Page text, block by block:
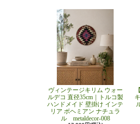
ヴィンテージキリム ウォー
ルデコ 直径35cm｜トルコ製
ハンドメイド 壁掛け インテ
リア ボヘミアン ナチュラ
ル metaldecor-008